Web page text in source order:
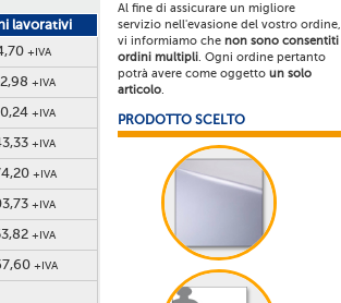
lavorativi
+IVA
+IVA
+IVA
+IVA
+IVA
+IVA
+IVA
+IVA
Al fine di assicurare un migliore
servizio nell'evasione del vostro ordine,
vi informiamo che non sono consentiti
ordini multipli. Ogni ordine pertanto
potrà avere come oggetto un solo
articolo.
PRODOTTO SCELTO